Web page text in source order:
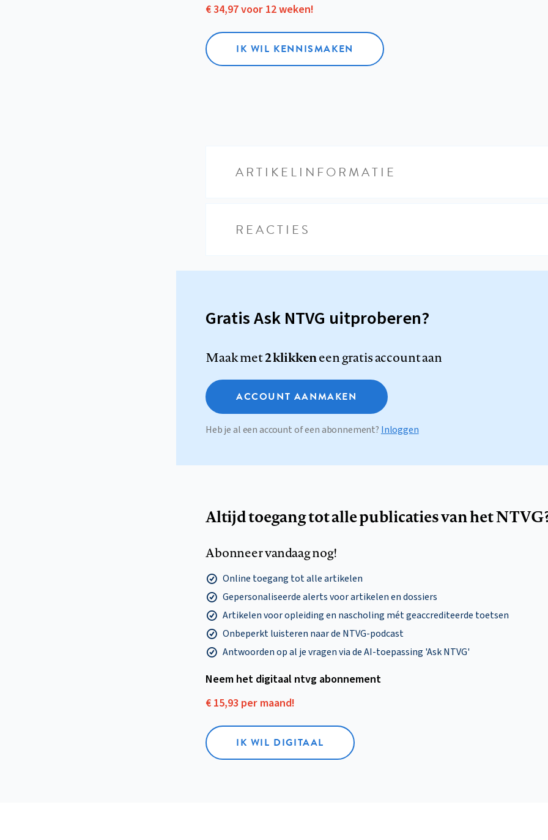
€ 34,97 voor 12 weken!
IK WIL KENNISMAKEN
ARTIKELINFORMATIE
REACTIES
Gratis Ask NTVG uitproberen?
Maak met2 klikkeneen gratis account aan
ACCOUNT AANMAKEN
Heb je al een account of een abonnement? Inloggen
Altijd toegang tot alle publicaties van het
Abonneer vandaag nog!
Online toegang tot alle artikelen
Gepersonaliseerde alerts voor artikelen en dossiers
Artikelen voor opleiding en nascholing mét geaccrediteerde toetsen
Onbeperkt luisteren naar de NTVG-podcast
Antwoorden op al je vragen via de AI-toepassing 'Ask NTVG'
Neem het digitaal ntvg abonnement
€ 15,93 per maand!
IK WIL DIGITAAL